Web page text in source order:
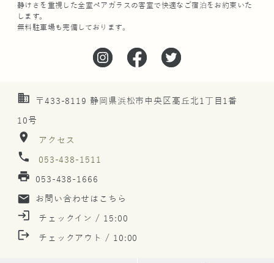
静けさを重視した全室ペアガラスの客室で快適なご宿泊をお約束いた
します。
無料駐車場も完備しております。
business 〒433-8119 静岡県浜松市中央区高丘北1丁目1番
10号
location_on アクセス
phone 053-438-1511
print 053-438-1666
mail お問い合わせはこちら
login チェックイン / 15:00
logout チェックアウト / 10:00